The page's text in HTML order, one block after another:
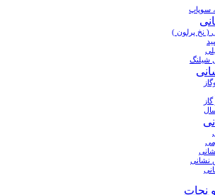
سوپاپ
( نخ پرلون )
شیلنگ
نشانی
نجات